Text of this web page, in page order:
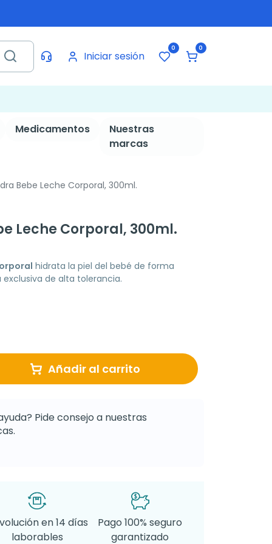
Iniciar sesión
0 0
Medicamentos
Nuestras
marcas
Bebe Leche Corporal, 300ml.
Leche Corporal, 300ml.
hidrata la piel del bebé de forma
de alta tolerancia.
Añadir al carrito
Pide consejo a nuestras
en 14 días
laborables
Pago 100% seguro
garantizado